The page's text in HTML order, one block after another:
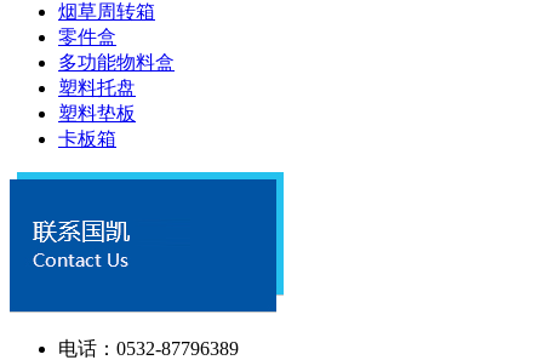
烟草周转箱
零件盒
多功能物料盒
塑料托盘
塑料垫板
卡板箱
电话：0532-87796389